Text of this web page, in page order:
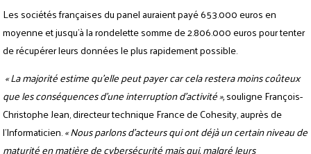
Les sociétés françaises du panel auraient payé 653.000 euros en
moyenne et jusqu’à la rondelette somme de 2.806.000 euros pour tenter
de récupérer leurs données le plus rapidement possible.
« La majorité estime qu’elle peut payer car cela restera moins coûteux
que les conséquences d’une interruption d’activité »,souligne François-
Christophe Jean, directeur technique France de Cohesity, auprès de
l’Informaticien.« Nous parlons d’acteurs qui ont déjà un certain niveau de
maturité en matière de cybersécurité mais qui, malgré leurs